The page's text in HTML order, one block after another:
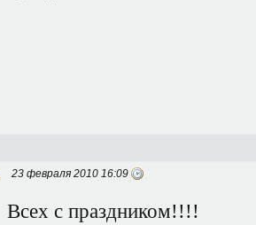
23 февраля 2010 16:09
Всех с праздником!!!!